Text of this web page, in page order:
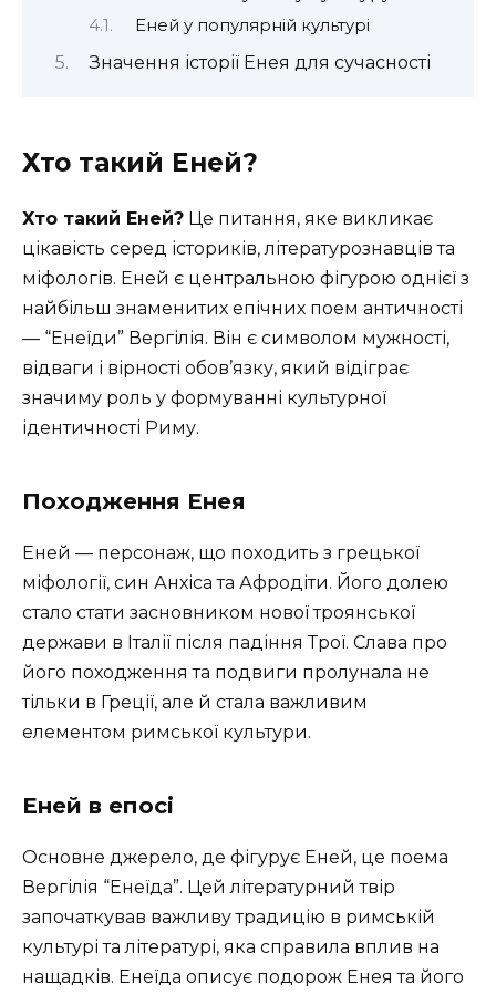
Еней у популярній культурі
Значення історії Енея для сучасності
Хто такий Еней?
Хто такий Еней? Це питання, яке викликає
цікавість серед істориків, літературознавців та
міфологів. Еней є центральною фігурою однієї з
найбільш знаменитих епічних поем античності
— “Енеїди” Вергілія. Він є символом мужності,
відваги і вірності обов’язку, який відіграє
значиму роль у формуванні культурної
ідентичності Риму.
Походження Енея
Еней — персонаж, що походить з грецької
міфології, син Анхіса та Афродіти. Його долею
стало стати засновником нової троянської
держави в Італії після падіння Трої. Слава про
його походження та подвиги пролунала не
тільки в Греції, але й стала важливим
елементом римської культури.
Еней в епосі
Основне джерело, де фігурує Еней, це поема
Вергілія “Енеїда”. Цей літературний твір
започаткував важливу традицію в римській
культурі та літературі, яка справила вплив на
нащадків. Енеїда описує подорож Енея та його